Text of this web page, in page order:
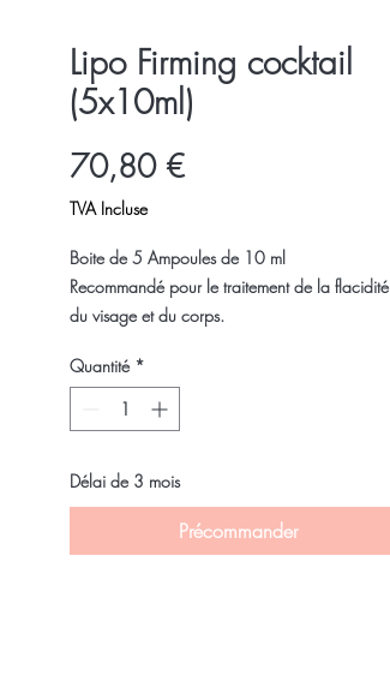
Lipo Firming cocktail
(5x10ml)
70,80 €Prix
TVA Incluse
Boite de 5 Ampoules de 10 ml
Recommandé pour le traitement de la flacidité
du visage et du corps.
Raffermissant agit sur les radicaux libres -
empêche l'oxydation cellulair - renforce et
raffermit la peau du visage et du corps.
Quantité *
Délai de 3 mois
Précommander